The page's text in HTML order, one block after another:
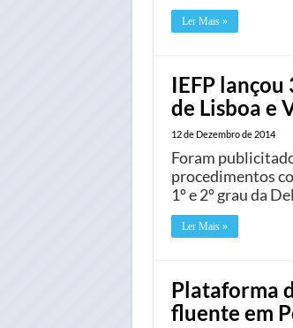
Ler Mais »
IEFP
de Lisboa e
12 de Dezembro de 2014
Foram
procedimentos
1º e 2º grau da
Ler Mais »
Plataforma
fluente em